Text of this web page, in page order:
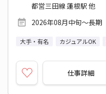
都営三田線 蓮根駅 他
2026年08月中旬～長期
大手・有名 カジュアルOK
仕事詳細